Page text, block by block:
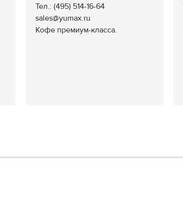
Тел.: (495) 514-16-64
sales@yumax.ru
Кофе премиум-класса.